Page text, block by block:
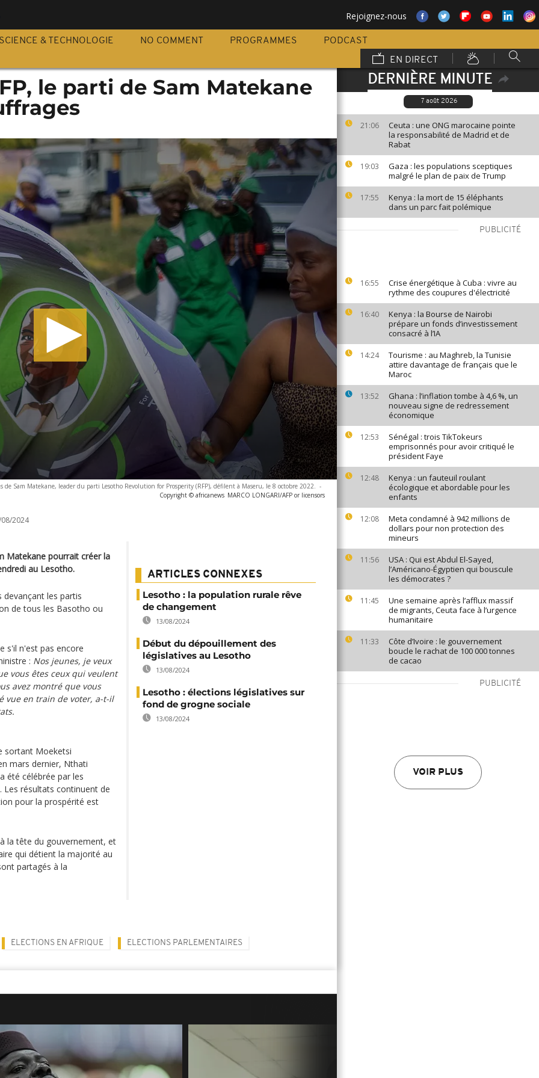
Rejoignez-nous
SCIENCE & TECHNOLOGIE NO COMMENT PROGRAMMES
PODCAST
EN DIRECT
DERNIÈRE MINUTE
7 août 2026
21:06
Ceuta : une ONG marocaine pointe
la responsabilité de Madrid et de
Rabat
19:03
Gaza : les populations sceptiques
malgré le plan de paix de Trump
17:55
Kenya : la mort de 15 éléphants
dans un parc fait polémique
PUBLICITÉ
16:55
Crise énergétique à Cuba : vivre au
rythme des coupures d'électricité
16:40
Kenya : la Bourse de Nairobi
prépare un fonds d’investissement
consacré à l’IA
14:24
Tourisme : au Maghreb, la Tunisie
attire davantage de français que le
Maroc
13:52
Ghana : l’inflation tombe à 4,6 %, un
nouveau signe de redressement
économique
12:53
Sénégal : trois TikTokeurs
emprisonnés pour avoir critiqué le
président Faye
12:48
Kenya : un fauteuil roulant
écologique et abordable pour les
enfants
12:08
Meta condamné à 942 millions de
dollars pour non protection des
mineurs
11:56
USA : Qui est Abdul El-Sayed,
l’Américano-Égyptien qui bouscule
les démocrates ?
11:45
Une semaine après l’afflux massif
de migrants, Ceuta face à l’urgence
humanitaire
11:33
Côte d’Ivoire : le gouvernement
boucle le rachat de 100 000 tonnes
de cacao
PUBLICITÉ
VOIR PLUS
le parti de Sam Matekane
de Sam Matekane, leader du parti Lesotho Revolution for Prosperity (RFP), défilent à Maseru, le 8 octobre 2022. -
Copyright © africanews MARCO LONGARI/AFP or licensors
2024
Matekane pourrait créer la
au Lesotho.
devançant les partis
de tous les Basotho ou
s'il n'est pas encore
: Nos jeunes, je veux
vous êtes ceux qui veulent
avez montré que vous
vue en train de voter, a-t-il
sortant Moeketsi
mars dernier, Nthati
été célébrée par les
Les résultats continuent de
pour la prospérité est
la tête du gouvernement, et
qui détient la majorité au
partagés à la
ARTICLES CONNEXES
Lesotho : la population rurale rêve
de changement
13/08/2024
Début du dépouillement des
législatives au Lesotho
13/08/2024
Lesotho : élections législatives sur
fond de grogne sociale
13/08/2024
ELECTIONS EN AFRIQUE ELECTIONS PARLEMENTAIRES